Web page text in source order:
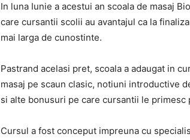
In luna Iunie a acestui an scoala de masaj
care cursantii scolii au avantajul ca la
mai larga de cunostinte.
Pastrand acelasi pret, scoala a adaugat in
masaj pe scaun clasic, notiuni introductive
si alte bonusuri pe care cursantii le
Cursul a fost conceput impreuna cu